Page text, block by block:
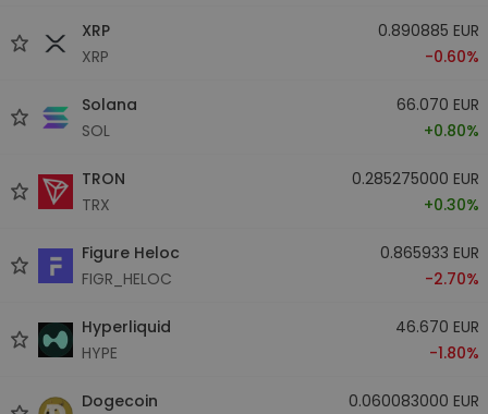
XRP
XRP
0.890885 EUR
-0.60%
Solana
SOL
66.070 EUR
+0.80%
TRON
TRX
0.285275000 EUR
+0.30%
Figure Heloc
FIGR_HELOC
0.865933 EUR
-2.70%
Hyperliquid
HYPE
46.670 EUR
-1.80%
Dogecoin
0.060083000 EUR